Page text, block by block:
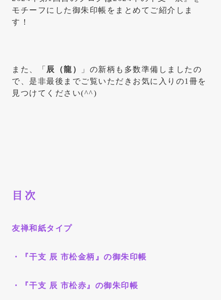
モチーフにした御朱印帳をまとめてご紹介しま
す！
また、「 辰（龍）
」の新柄も多数準備しましたの
で、是非最後までご覧いただきお気に入りの1冊を
見つけてください(^^)
目次
友禅和紙タイプ
・ 『干支 辰 市松金柄』の御朱印帳
・ 『干支 辰 市松赤』の御朱印帳